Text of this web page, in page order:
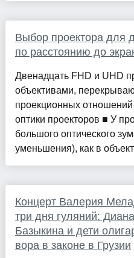
Выбор проектора для
по расстоянию до
Двенадцать FHD и UHD
объективами,
проекционных
оптики проекторов ■ У
большого оптического
уменьшения), как в
Концерт Валерия
три дня гуляний:
Базыкина и дети
вора в законе в Грузии